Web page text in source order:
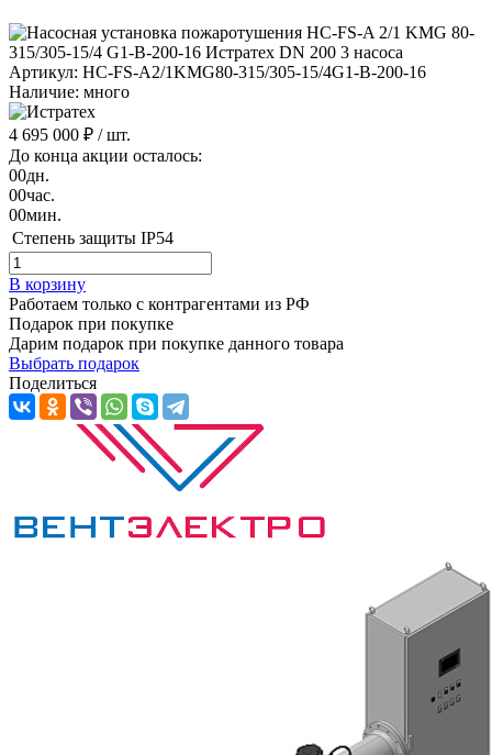
Артикул: HC-FS-A2/1KMG80-315/305-15/4G1-B-200-16
Наличие: много
4 695 000 ₽ / шт.
До конца акции осталось:
00дн.
00час.
00мин.
Степень защиты IP54
В корзину
Работаем только с контрагентами из РФ
Подарок при покупке
Дарим подарок при покупке данного товара
Выбрать подарок
Поделиться